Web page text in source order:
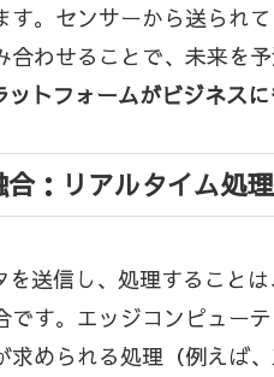
。センサーから送られ
わせることで、未来を
トフォームがビジネス
：リアルタイム処
送信し、処理すること
す。エッジコンピュー
められる処理（例えば